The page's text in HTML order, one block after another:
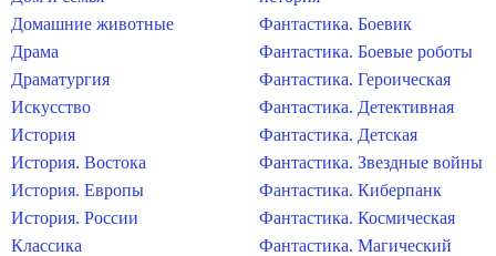
Домашние животные
Драма
Драматургия
Искусство
История
История. Востока
История. Европы
История. России
Классика
Фантастика. Боевик
Фантастика. Боевые роботы
Фантастика. Героическая
Фантастика. Детективная
Фантастика. Детская
Фантастика. Звездные войны
Фантастика. Киберпанк
Фантастика. Космическая
Фантастика. Магический